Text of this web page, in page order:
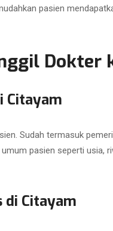
pasien
Dokter
Citayam
Sudah termasuk
pasien seperti usia,
di Citayam